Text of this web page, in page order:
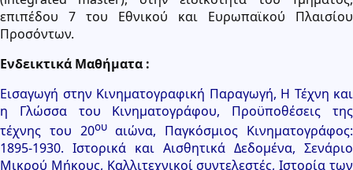
επιπέδου 7 του Εθνικού και Ευρωπαϊκού Πλαισίου
Προσόντων.
Ενδεικτικά Μαθήματα :
Εισαγωγή στην Κινηματογραφική Παραγωγή, Η Τέχνη και
η Γλώσσα του Κινηματογράφου, Προϋποθέσεις της
τέχνης του 20ουαιώνα, Παγκόσμιος Κινηματογράφος:
1895-1930. Ιστορικά και Αισθητικά Δεδομένα, Σενάριο
Μικρού Μήκους, Καλλιτεχνικοί συντελεστές, Ιστορία των